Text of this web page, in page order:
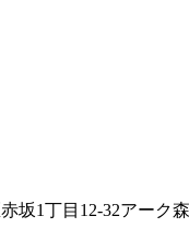
赤坂1丁目12-32アー